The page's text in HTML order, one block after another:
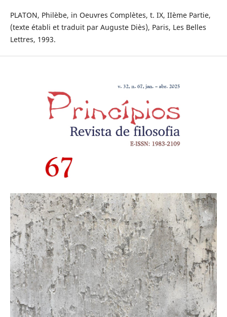
PLATON, Philèbe, in Oeuvres Complètes, t. IX, IIème Partie,
(texte établi et traduit par Auguste Diès), Paris, Les Belles
Lettres, 1993.